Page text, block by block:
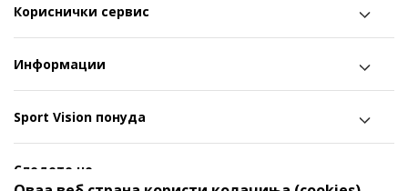
Кориснички сервис
Информации
Sport Vision понуда
Следете не